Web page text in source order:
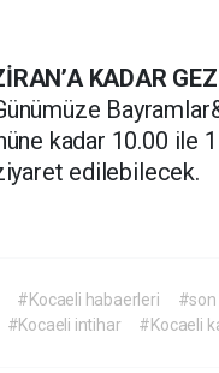
KADAR
kadar 10.00 ile
edilebilecek.
#Kocaeli habaerleri #son
#Kocaeli intihar #Kocaeli